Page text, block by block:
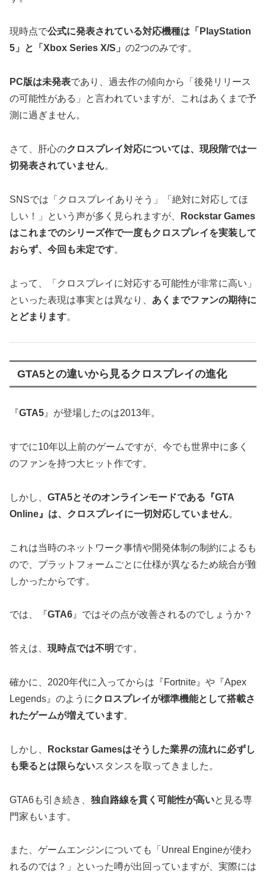
現時点で公式に発表されている対応機種は「PlayStation
5」と「Xbox Series X/S」 の2つのみです。
PC版は未発表であり、過去作の傾向から「後発リリース
の可能性がある」と言われていますが、これはあくまで予
測に過ぎません。
さて、肝心のクロスプレイ対応については、現段階では一
切発表されていません。
SNSでは「クロスプレイありそう」「絶対に対応してほ
しい！」という声が多く見られますが、
Rockstar Games
はこれまでのシリーズ作で一度もクロスプレイを実装して
おらず、今回も未定です。
よって、「クロスプレイに対応する可能性が非常に高い」
といった表現は事実とは異なり、 あくまでファンの期待に
とどまります。
GTA5との違いから見るクロスプレイの進化
『GTA5 』が登場したのは2013年。
すでに10年以上前のゲームですが、今でも世界中に多く
のファンを持つ大ヒット作です。
しかし、 GTA5とそのオンラインモードである『GTA
Online』は、クロスプレイに一切対応していません。
これは当時のネットワーク事情や開発体制の制約によるも
ので、プラットフォームごとに仕様が異なるため統合が難
しかったからです。
では、『 GTA6』ではその点が改善されるのでしょうか？
答えは、 現時点では不明です。
確かに、2020年代に入ってからは『Fortnite』や『Apex
Legends』のようにクロスプレイが標準機能として搭載さ
れたゲームが増えています。
しかし、
Rockstar Gamesはそうした業界の流れに必ずし
も乗るとは限らないスタンスを取ってきました。
GTA6も引き続き、 独自路線を貫く可能性が高いと見る専
門家もいます。
また、ゲームエンジンについても「Unreal Engineが使わ
れるのでは？」といった噂が出回っていますが、実際には